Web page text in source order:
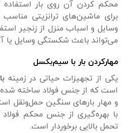
محکم کردن آن روی بار
برای ماشین‌های ترانزیتی مناسب
وسایل و اسباب منزل از زنجیر
می‌تواند باعث شکستگی وسایل یا
مهارکردن بار با سیم‌بکسل
یکی از تجهیزات حیاتی در زمینه
است که از جنس فولاد ساخته شده
و مهار بارهای سنگین حمل‌ونقل
با بهره‌گیری از جنس محکم
تحمل بالایی برخوردار است.